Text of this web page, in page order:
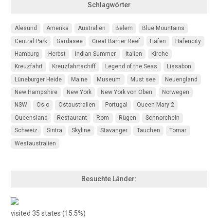
Schlagwörter
Alesund Amerika Australien Belem
Blue Mountains
Central Park
Gardasee Great Barrier Reef Hafen
Hafencity
Hamburg
Herbst Indian Summer Italien
Kirche
Kreuzfahrt
Kreuzfahrtschiff Legend of the Seas
Lissabon
Lüneburger Heide
Maine Museum Must see
Neuengland
New Hampshire
New York New York von Oben
Norwegen
NSW
Oslo Ostaustralien Portugal
Queen Mary 2
Queensland
Restaurant Rom Rügen
Schnorcheln
Schweiz
Sintra Skyline Stavanger Tauchen
Tomar
Westaustralien
Besuchte Länder:
visited 35 states (15.5%)